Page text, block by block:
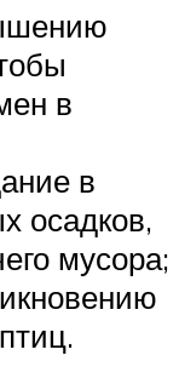
в
в
осадков,
мусора;